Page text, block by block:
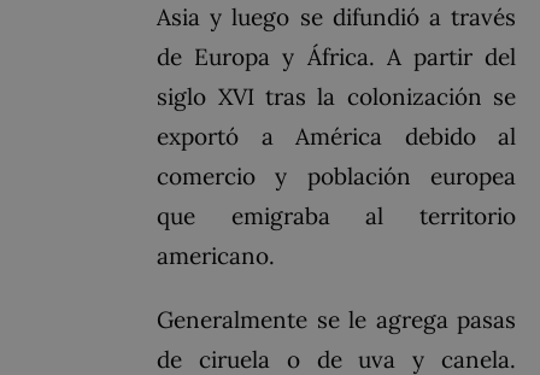
Asia y luego se difundió a través
de Europa y África. A partir del
siglo XVI tras la colonización se
exportó a América debido al
comercio y población europea
que emigraba al territorio
americano.
Generalmente se le agrega pasas
de ciruela o de uva y canela.